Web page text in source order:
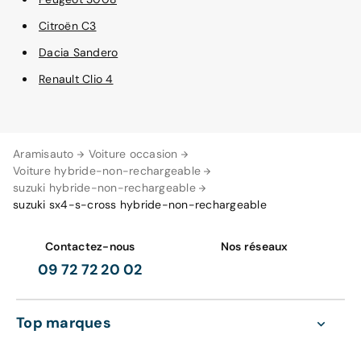
Aramisauto
Voiture occasion
Voiture hybride-non-rechargeable
suzuki hybride-non-rechargeable
suzuki sx4-s-cross hybride-non-rechargeable
Citroën C3
Dacia Sandero
Renault Clio 4
Contactez-nous
09 72 72 20 02
Nos réseaux
Top marques